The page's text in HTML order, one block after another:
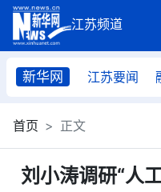
新华网 江苏要闻
首页 正文
刘小涛调研“人